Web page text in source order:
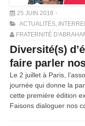
25 JUIN 2018
ACTUALITÉS,
FRATERNITÉ
Diversité(s)
faire parler
Le 2 juillet à Paris,
journée qui donne la
cette première édition
Faisons dialoguer nos